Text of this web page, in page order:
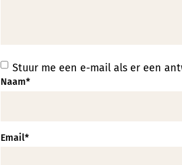
Stuur me een e-mail als er een
Naam*
Email*